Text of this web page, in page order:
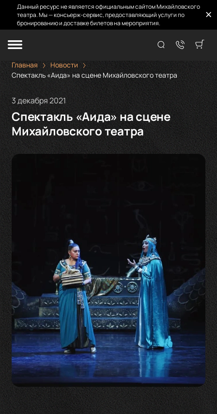
Данный ресурс не является официальным сайтом Михайловского
театра. Мы — консьерж-сервис, предоставляющий услуги по
бронированию и доставке билетов на мероприятия.
Главная
Новости
Спектакль «Аида» на сцене Михайловского театра
3 декабря 2021
Спектакль «Аида» на сцене
Михайловского театра